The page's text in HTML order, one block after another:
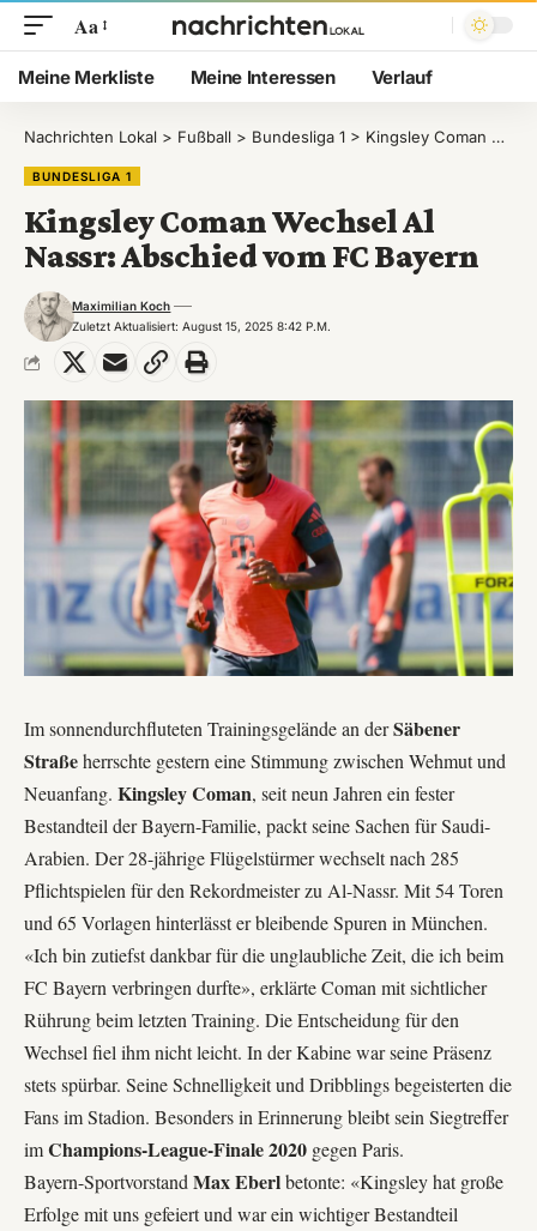
Aa
Meine Merkliste Meine Interessen Verlauf
Nachrichten Lokal > Fußball > Bundesliga 1 > Kingsley Coman Wechsel Al Nassr: Abschied vom FC Bayern
BUNDESLIGA 1
Kingsley Coman Wechsel Al
Nassr: Abschied vom FC Bayern
Zuletzt Aktualisiert: August 15, 2025 8:42 P.m.
Maximilian Koch
Im sonnendurchfluteten Trainingsgelände an derSäbener
Straßeherrschte gestern eine Stimmung zwischen Wehmut und
Neuanfang. Kingsley Coman, seit neun Jahren ein fester
Bestandteil der Bayern-Familie, packt seine Sachen für Saudi-
Arabien. Der 28-jährige Flügelstürmer wechselt nach 285
Pflichtspielen für den Rekordmeister zu Al-Nassr. Mit 54 Toren
und 65 Vorlagen hinterlässt er bleibende Spuren in München.
«Ich bin zutiefst dankbar für die unglaubliche Zeit, die ich beim
FC Bayern verbringen durfte», erklärte Coman mit sichtlicher
Rührung beim letzten Training. Die Entscheidung für den
Wechsel fiel ihm nicht leicht. In der Kabine war seine Präsenz
stets spürbar. Seine Schnelligkeit und Dribblings begeisterten die
Fans im Stadion. Besonders in Erinnerung bleibt sein Siegtreffer
imChampions-League-Finale 2020 gegen Paris.
Bayern-Sportvorstand Max Eberlbetonte: «Kingsley hat große
Erfolge mit uns gefeiert und war ein wichtiger Bestandteil